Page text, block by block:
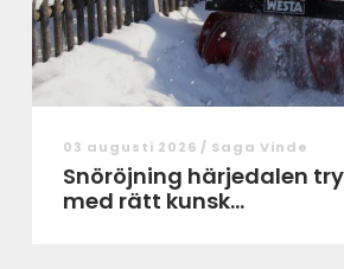
03 augusti 2026 / Saga Vinde
Snöröjning härjedalen trygg vinter
med rätt kunsk...